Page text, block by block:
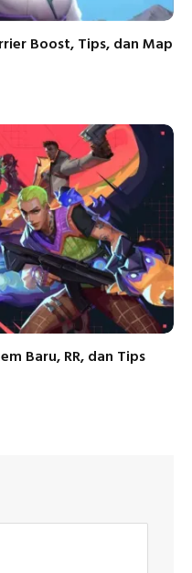
Boost, Tips, dan Map
Baru, RR, dan Tips